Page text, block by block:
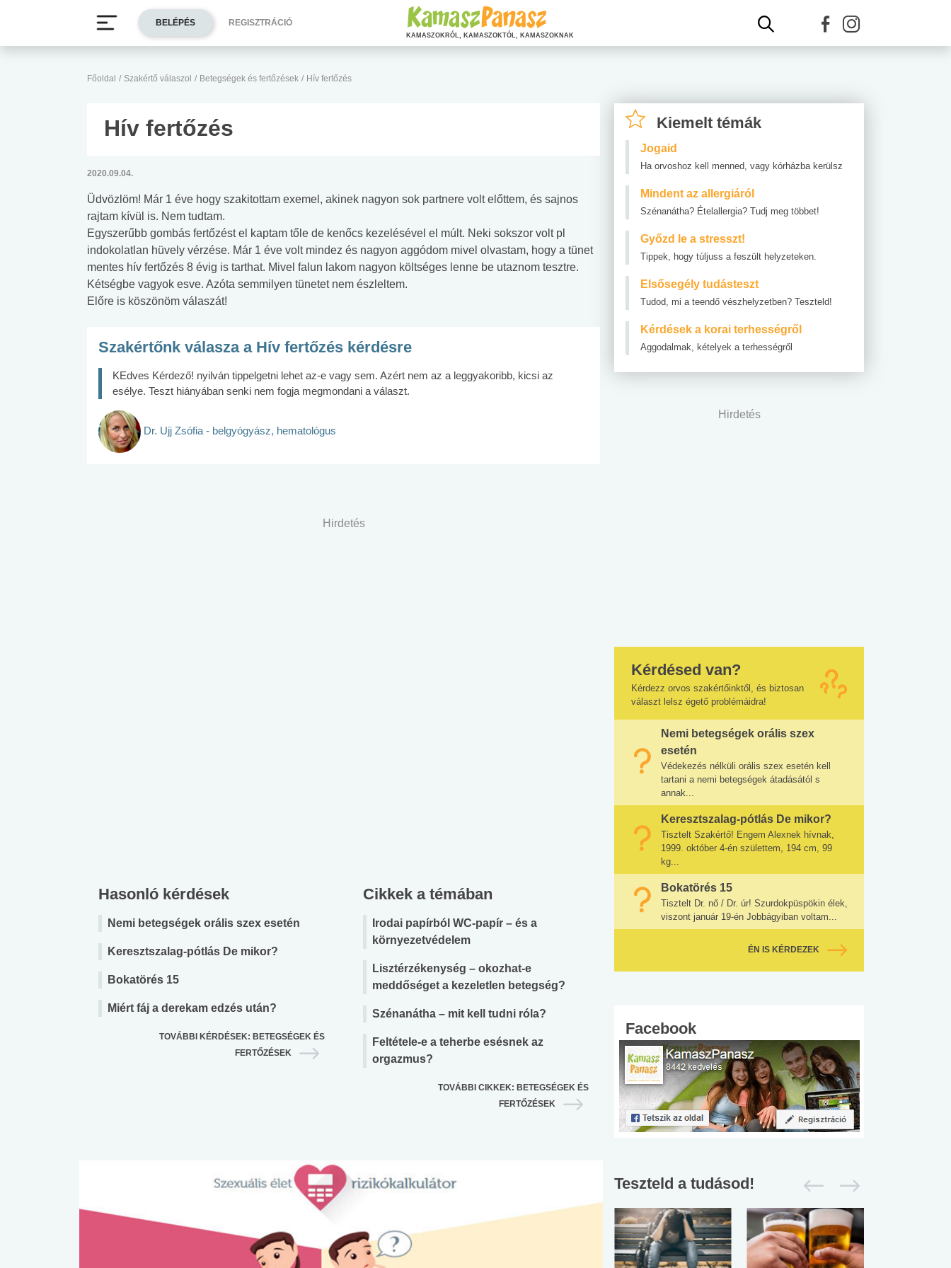
Főoldal / Szakértő válaszol / Betegségek és fertőzések / Hív fertőzés
Hív fertőzés
2020.09.04.
Üdvözlöm! Már 1 éve hogy szakitottam exemel, akinek nagyon sok partnere volt előttem, és sajnos
rajtam kívül is. Nem tudtam.
Egyszerűbb gombás fertőzést el kaptam tőle de kenőcs kezelésével el múlt. Neki sokszor volt pl
indokolatlan hüvely vérzése. Már 1 éve volt mindez és nagyon aggódom mivel olvastam, hogy a tünet
mentes hív fertőzés 8 évig is tarthat. Mivel falun lakom nagyon költséges lenne be utaznom tesztre.
Kétségbe vagyok esve. Azóta semmilyen tünetet nem észleltem.
Előre is köszönöm válaszát!
Szakértőnk válasza a Hív fertőzés kérdésre
KEdves Kérdező! nyilván tippelgetni lehet az-e vagy sem. Azért nem az a leggyakoribb, kicsi az
esélye. Teszt hiányában senki nem fogja megmondani a választ.
Dr. Ujj Zsófia - belgyógyász, hematológus
Hirdetés
Hasonló kérdések
Nemi betegségek orális szex esetén
Keresztszalag-pótlás De mikor?
Bokatörés 15
Miért fáj a derekam edzés után?
TOVÁBBI KÉRDÉSEK: BETEGSÉGEK ÉS
FERTŐZÉSEK
Cikkek a témában
Irodai papírból WC-papír – és a
környezetvédelem
Lisztérzékenység – okozhat-e
meddőséget a kezeletlen betegség?
Szénanátha – mit kell tudni róla?
Feltétele-e a teherbe esésnek az
orgazmus?
TOVÁBBI CIKKEK: BETEGSÉGEK ÉS
FERTŐZÉSEK
Kiemelt témák
Jogaid
Ha orvoshoz kell menned, vagy kórházba kerülsz
Mindent az allergiáról
Szénanátha? Ételallergia? Tudj meg többet!
Győzd le a stresszt!
Tippek, hogy túljuss a feszült helyzeteken.
Elsősegély tudásteszt
Tudod, mi a teendő vészhelyzetben? Teszteld!
Kérdések a korai terhességről
Aggodalmak, kételyek a terhességről
Hirdetés
Kérdésed van?
Kérdezz orvos szakértőinktől, és biztosan
választ lelsz égető problémáidra!
Nemi betegségek orális szex
esetén
Védekezés nélküli orális szex esetén kell
tartani a nemi betegségek átadásától s
annak...
Keresztszalag-pótlás De mikor?
Tisztelt Szakértő! Engem Alexnek hívnak,
1999. október 4-én születtem, 194 cm, 99
kg...
Bokatörés 15
Tisztelt Dr. nő / Dr. úr! Szurdokpüspökin élek,
viszont január 19-én Jobbágyiban voltam...
ÉN IS KÉRDEZEK
Facebook
Teszteld a tudásod!
BELÉPÉS REGISZTRÁCIÓ
KAMASZOKRÓL, KAMASZOKTÓL, KAMASZOKNAK